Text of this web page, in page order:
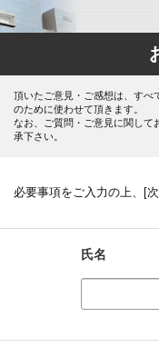
頂いたご意見・ご感想は、すべ
のために使わせて頂きます。
なお、ご質問・ご意見に関して
承下さい。
必要事項をご入力の上、[
氏名